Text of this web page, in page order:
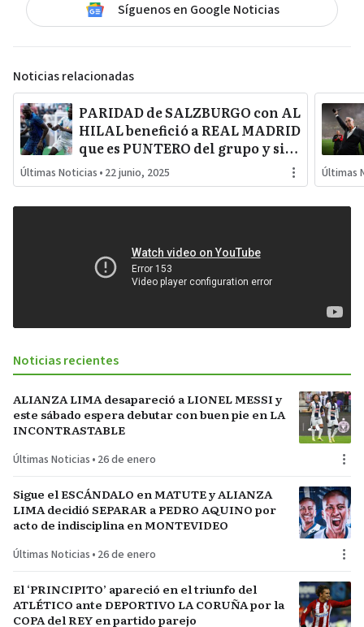
Síguenos en Google Noticias
Noticias relacionadas
PARIDAD de SALZBURGO con AL
HILAL benefició a REAL MADRID
que es PUNTERO del grupo y si
árabes ganan a PACHUCA
estarán en OCTAVOS
Últimas Noticias • 22 junio, 2025 Últimas
Noticias recientes
ALIANZA LIMA desapareció a LIONEL MESSI y
este sábado espera debutar con buen pie en LA
INCONTRASTABLE
Últimas Noticias • 26 de enero
Sigue el ESCÁNDALO en MATUTE y ALIANZA
LIMA decidió SEPARAR a PEDRO AQUINO por
acto de indisciplina en MONTEVIDEO
Últimas Noticias • 26 de enero
El ‘PRINCIPITO’ apareció en el triunfo del
ATLÉTICO ante DEPORTIVO LA CORUÑA por la
COPA del REY en partido parejo